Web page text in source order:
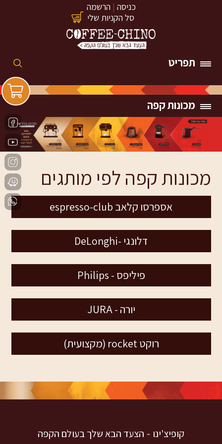
כניסה | הרשמה
סל הקניות שלי
תפריט
מכונות קפה
מכונות קפה לפי מותגים
אספרסו קלאב espresso-club
דלונגי -DeLonghi
פיליפס - Philips
יורה - JURA
רוקט rocket (מקצועית)
קופיצ'ינו הצעד הבא שלך בעולם הקפה